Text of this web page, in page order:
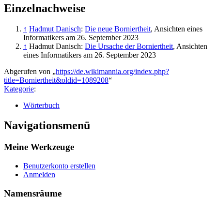
Einzelnachweise
↑ Hadmut Danisch: Die neue Borniertheit, Ansichten eines
Informatikers am 26. September 2023
↑ Hadmut Danisch: Die Ursache der Borniertheit, Ansichten
eines Informatikers am 26. September 2023
Abgerufen von „https://de.wikimannia.org/index.php?
title=Borniertheit&oldid=1089208“
Kategorie:
Wörterbuch
Navigationsmenü
Meine Werkzeuge
Benutzerkonto erstellen
Anmelden
Namensräume